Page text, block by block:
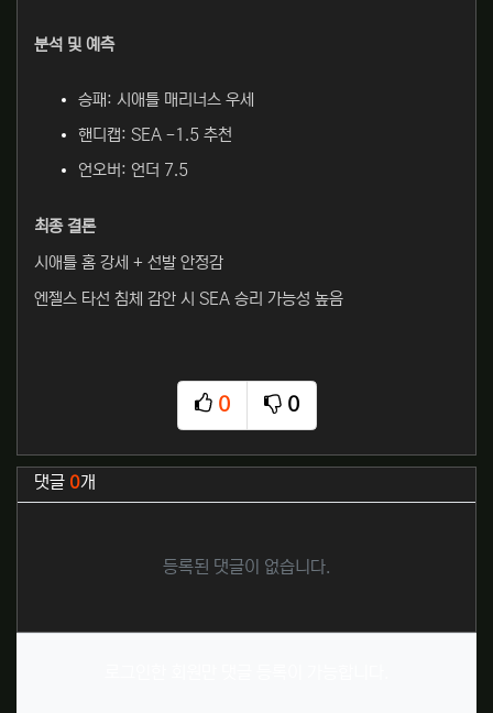
분석 및 예측
승패: 시애틀 매리너스 우세
핸디캡: SEA -1.5 추천
언오버: 언더 7.5
최종 결론
시애틀 홈 강세 + 선발 안정감
엔젤스 타선 침체 감안 시 SEA 승리 가능성 높음
0
추천
0
비추천
관련자료
댓글 0개
등록된 댓글이 없습니다.